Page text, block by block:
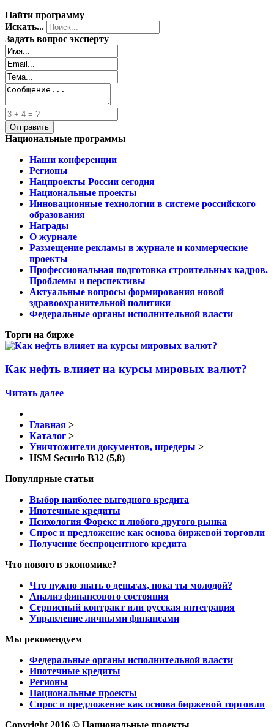
Найти программу
Искать...
Задать вопрос эксперту
Национальные программы
Наши конференции
Регионы
Нацпроекты России сегодня
Национальные проекты
Инновационные технологии в системе российского
образования
Награды
О журнале
Размещение рекламы в журнале и коммерческие
проекты
Профессиональная подготовка строительных кадров.
Проблемы и перспективы
Актуальные вопросы формирования новой
здравоохранительной политики
Федеральные органы исполнительной власти
Торги на бирже
Как нефть влияет на курсы мировых валют?
Читать далее
Главная >
Каталог >
Уничтожители документов, шредеры >
HSM Securio B32 (5,8)
Популярные статьи
Выбор наиболее выгодного кредита
Ипотечные кредиты
Психология Форекс и любого другого рынка
Спрос и предложение как основа биржевой торговли
Получение беспроцентного кредита
Что нового в экономике?
Что нужно знать о деньгах, пока ты молодой?
Анализ финансового состояния
Сервисный контракт или русская интеграция
Управление личными финансами
Мы рекомендуем
Федеральные органы исполнительной власти
Ипотечные кредиты
Регионы
Национальные проекты
Спрос и предложение как основа биржевой торговли